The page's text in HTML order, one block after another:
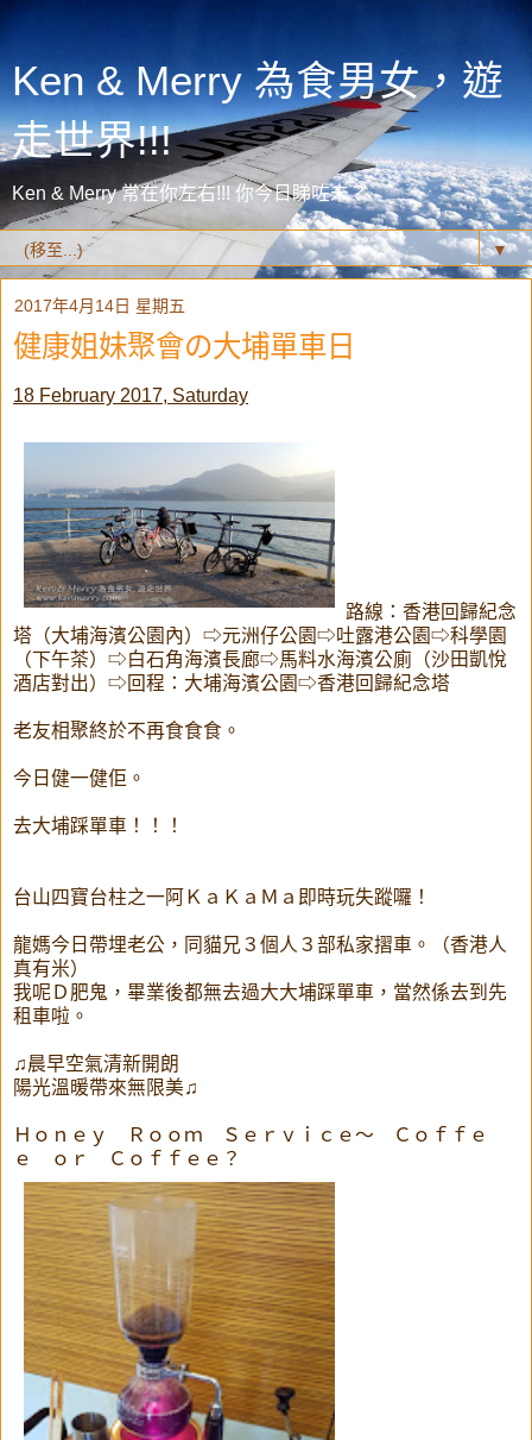
Ken & Merry 為食男女，遊
走世界!!!
Ken & Merry 常在你左右!!! 你今日睇咗未？
▼
2017年4月14日 星期五
健康姐妹聚會の大埔單車日
18 February 2017, Saturday
路線：香港回歸紀念
塔（大埔海濱公園內）⇨元洲仔公園⇨吐露港公園⇨科學園
（下午茶）⇨白石角海濱長廊⇨馬料水海濱公廁（沙田凱悅
酒店對出）⇨回程：大埔海濱公園⇨香港回歸紀念塔
老友相聚終於不再食食食。
今日健一健佢。
去大埔踩單車！！！
台山四寶台柱之一阿ＫａＫａＭａ即時玩失蹤囉！
龍媽今日帶埋老公，同貓兄３個人３部私家摺車。（香港人
真有米）
我呢Ｄ肥鬼，畢業後都無去過大大埔踩單車，當然係去到先
租車啦。
♫晨早空氣清新開朗
陽光溫暖帶來無限美♫
Ｈｏｎｅｙ Ｒｏｏｍ Ｓｅｒｖｉｃｅ～ Ｃｏｆｆｅ
ｅ ｏｒ Ｃｏｆｆｅｅ？